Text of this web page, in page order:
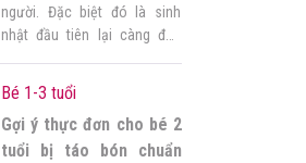
người. Đặc biệt đó là sinh
nhật đầu tiên lại càng đặc
nhật vô cùng ấm cúng và
hạnh phúc bé yêu sẽ rất phấn
khởi với những món quà bé
được nhận. Hầu hết bố […]
Bé 1-3 tuổi
Gợi ý thực đơn cho bé 2
tuổi bị táo bón chuẩn